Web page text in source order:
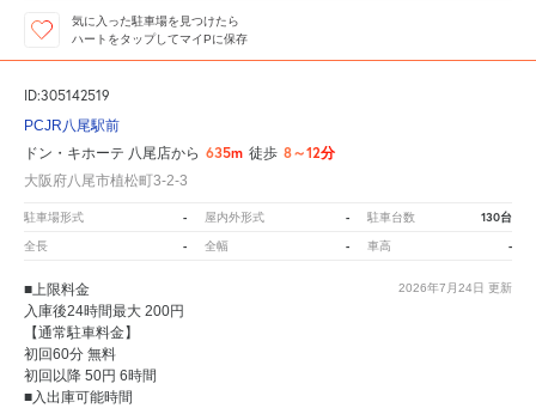
気に入った駐車場を見つけたら
ハートをタップしてマイPに保存
ID:305142519
PCJR八尾駅前
ドン・キホーテ 八尾店から 635m 徒歩 8～12分
大阪府八尾市植松町3-2-3
駐車場形式 - 屋内外形式 - 駐車台数 130台
全長 - 全幅 - 車高 -
2026年7月24日 更新
■上限料金
入庫後24時間最大 200円
【通常駐車料金】
初回60分 無料
初回以降 50円 6時間
■入出庫可能時間